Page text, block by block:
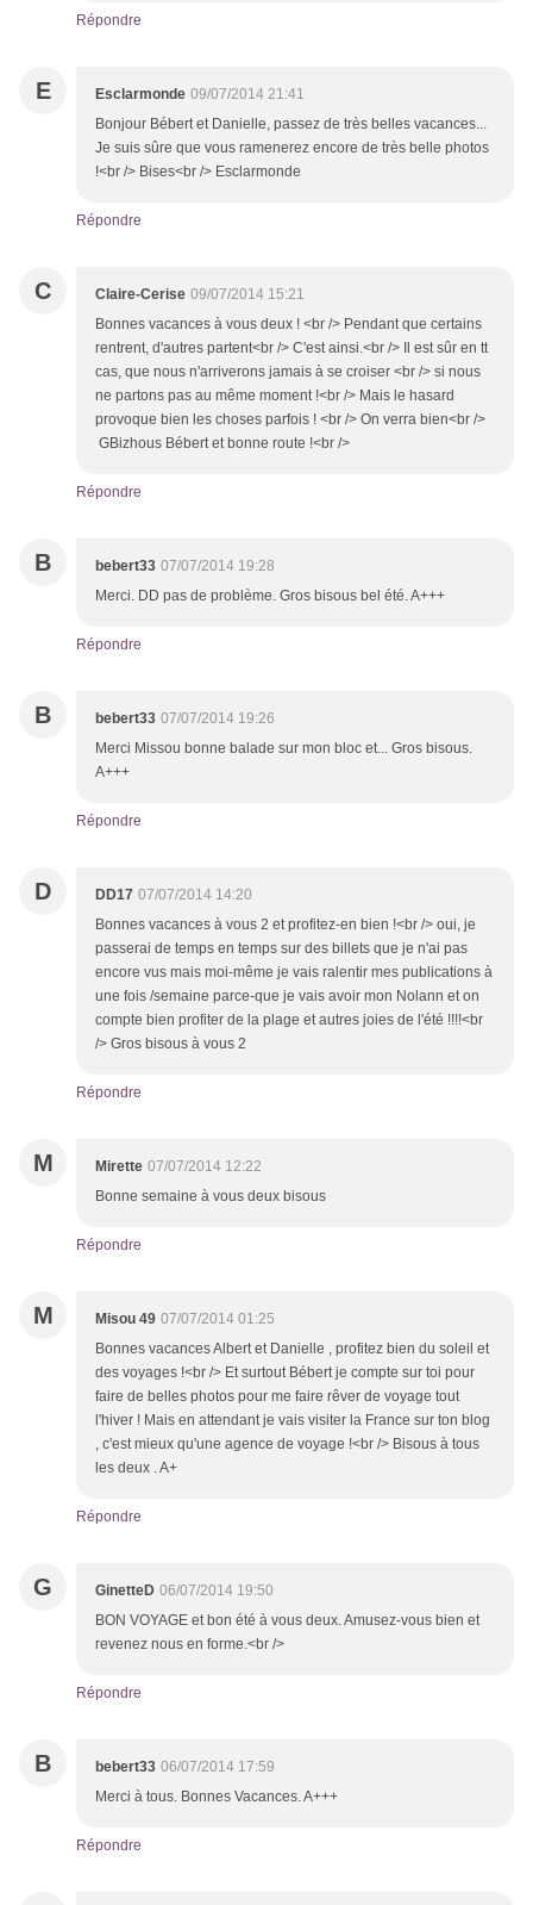
Répondre
E Esclarmonde 09/07/2014 21:41
Bonjour Bébert et Danielle, passez de très belles vacances...
Je suis sûre que vous ramenerez encore de très belle photos
!<br /> Bises<br /> Esclarmonde
Répondre
C Claire-Cerise 09/07/2014 15:21
Bonnes vacances à vous deux ! <br /> Pendant que certains
rentrent, d'autres partent<br /> C'est ainsi.<br /> Il est sûr en tt
cas, que nous n'arriverons jamais à se croiser <br /> si nous
ne partons pas au même moment !<br /> Mais le hasard
provoque bien les choses parfois ! <br /> On verra bien<br />
GBizhous Bébert et bonne route !<br />
Répondre
B bebert33 07/07/2014 19:28
Merci. DD pas de problème. Gros bisous bel été. A+++
Répondre
B bebert33 07/07/2014 19:26
Merci Missou bonne balade sur mon bloc et... Gros bisous.
A+++
Répondre
D DD17 07/07/2014 14:20
Bonnes vacances à vous 2 et profitez-en bien !<br /> oui, je
passerai de temps en temps sur des billets que je n'ai pas
encore vus mais moi-même je vais ralentir mes publications à
une fois /semaine parce-que je vais avoir mon Nolann et on
compte bien profiter de la plage et autres joies de l'été !!!!<br
/> Gros bisous à vous 2
Répondre
M Mirette 07/07/2014 12:22
Bonne semaine à vous deux bisous
Répondre
M Misou 49 07/07/2014 01:25
Bonnes vacances Albert et Danielle , profitez bien du soleil et
des voyages !<br /> Et surtout Bébert je compte sur toi pour
faire de belles photos pour me faire rêver de voyage tout
l'hiver ! Mais en attendant je vais visiter la France sur ton blog
, c'est mieux qu'une agence de voyage !<br /> Bisous à tous
les deux . A+
Répondre
G GinetteD 06/07/2014 19:50
BON VOYAGE et bon été à vous deux. Amusez-vous bien et
revenez nous en forme.<br />
Répondre
B bebert33 06/07/2014 17:59
Merci à tous. Bonnes Vacances. A+++
Répondre